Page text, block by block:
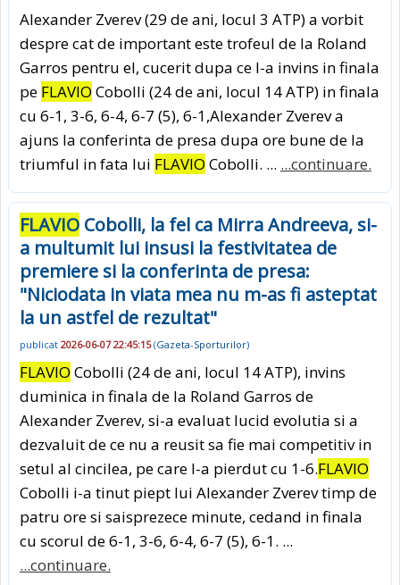
Alexander Zverev (29 de ani, locul 3 ATP) a vorbit
despre cat de important este trofeul de la Roland
Garros pentru el, cucerit dupa ce l-a invins in finala
pe FLAVIO Cobolli (24 de ani, locul 14 ATP) in finala
cu 6-1, 3-6, 6-4, 6-7 (5), 6-1,Alexander Zverev a
ajuns la conferinta de presa dupa ore bune de la
triumful in fata lui FLAVIO Cobolli. ... ...continuare.
FLAVIO Cobolli, la fel ca Mirra Andreeva, si-
a multumit lui insusi la festivitatea de
premiere si la conferinta de presa:
"Niciodata in viata mea nu m-as fi asteptat
la un astfel de rezultat"
publicat 2026-06-07 22:45:15(Gazeta-Sporturilor)
FLAVIO Cobolli (24 de ani, locul 14 ATP), invins
duminica in finala de la Roland Garros de
Alexander Zverev, si-a evaluat lucid evolutia si a
dezvaluit de ce nu a reusit sa fie mai competitiv in
setul al cincilea, pe care l-a pierdut cu 1-6.FLAVIO
Cobolli i-a tinut piept lui Alexander Zverev timp de
patru ore si saisprezece minute, cedand in finala
cu scorul de 6-1, 3-6, 6-4, 6-7 (5), 6-1. ...
...continuare.